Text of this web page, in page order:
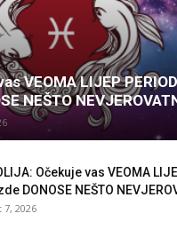
VEOMA LIJEP
NEŠTO
Očekuje vas VEOMA
DONOSE NEŠTO
7, 2026